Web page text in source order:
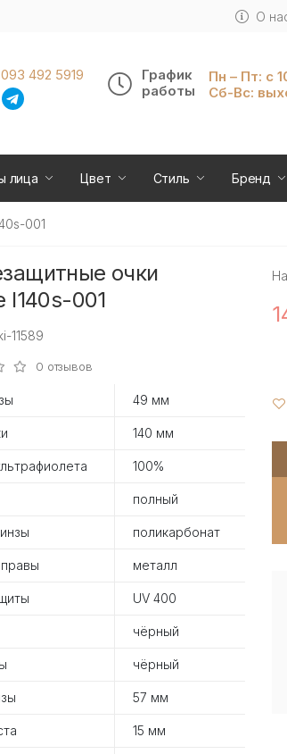
О
492 5919
График
работы
Пн – Пт: с
Сб-Вс:
лица Цвет Стиль Бренд
001
очки
l140s-001
11589
0 отзывов
49 мм
140 мм
100%
полный
поликарбонат
металл
UV 400
чёрный
чёрный
57 мм
15 мм